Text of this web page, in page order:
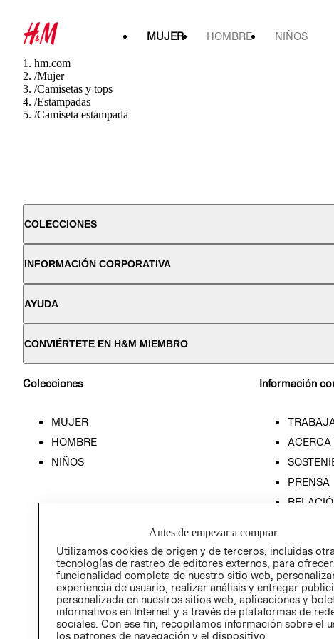
MUJER HOMBRE NIÑOS
hm.com
/Mujer
/Camisetas y tops
/Estampadas
/Camiseta estampada
COLECCIONES
INFORMACIÓN CORPORATIVA
AYUDA
CONVIÉRTETE EN H&M MIEMBRO
Colecciones
MUJER
HOMBRE
NIÑOS
Información
ACERCA
PRENSA
Antes de empezar a comprar
Utilizamos cookies de origen y de terceros, incluidas
tecnologías de rastreo de editores externos, para
funcionalidad completa de nuestro sitio web,
experiencia de usuario, realizar análisis y entregar
personalizada en nuestros sitios web, aplicaciones y
informativos en Internet y a través de plataformas de
sociales. Con ese fin, recopilamos información sobre el
los patrones de navegación y el dispositivo.